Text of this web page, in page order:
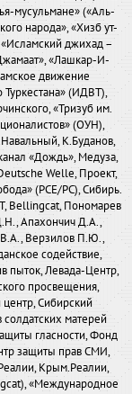
мусульмане» («Аль-
народа», «Хизб ут-
«Исламский джихад –
«Лашкар-И-
движение
Туркестана» (ИДВТ),
«Тризуб им.
(ОУН),
К.Буданов,
«Дождь», Медуза,
Welle, Проект,
(PCE/PC), Сибирь.
Bellingcat, Пономарев
Апахончич Д.А.,
В.А., Верзилов П.Ю.,
содействие,
пыток, Левада-Центр,
просвещения,
Сибирский
матерей
гласности, Фонд
защиты прав СМИ,
Крым.Реалии,
«Международное